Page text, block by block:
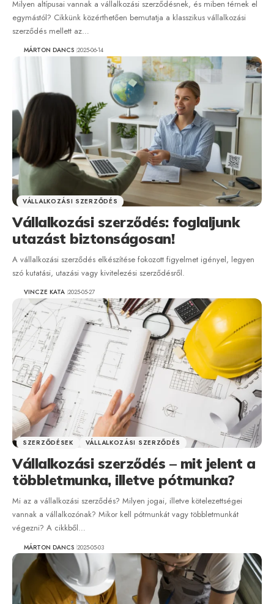
Milyen altípusai vannak a vállalkozási szerződésnek, és miben térnek el
egymástól? Cikkünk közérthetően bemutatja a klasszikus vállalkozási
szerződés mellett az…
MÁRTON DANCS 2025-06-14
VÁLLALKOZÁSI SZERZŐDÉS
Vállalkozási szerződés: foglaljunk
utazást biztonságosan!
A vállalkozási szerződés elkészítése fokozott figyelmet igényel, legyen
szó kutatási, utazási vagy kivitelezési szerződésről.
VINCZE KATA 2025-05-27
SZERZŐDÉSEK VÁLLALKOZÁSI SZERZŐDÉS
Vállalkozási szerződés – mit jelent a
többletmunka, illetve pótmunka?
Mi az a vállalkozási szerződés? Milyen jogai, illetve kötelezettségei
vannak a vállalkozónak? Mikor kell pótmunkát vagy többletmunkát
végezni? A cikkből…
MÁRTON DANCS 2025-05-03